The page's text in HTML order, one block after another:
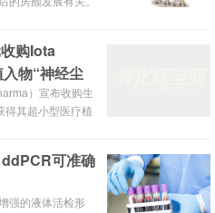
购Iota
物“神经尘
）宣布收购生
得其超小型医疗植
ddPCR可准确
强的液体活检形